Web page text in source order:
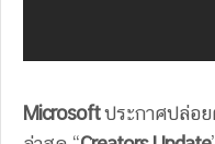
Microsoftประกาศปล่อ